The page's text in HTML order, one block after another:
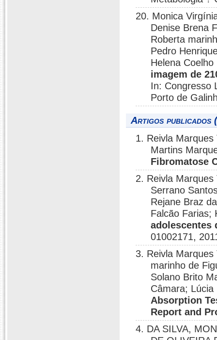
20. Monica
Denise Brena
Roberta
Pedro
Helena
imagem de
In: Congresso
Porto de
Artigos publicados
1. Reivla
Martins
Fibromatose
2. Reivla
Serrano
Rejane Braz
Falcão Farias;
adolescentes
01002171,
3. Reivla
marinho de
Solano Brito
Câmara;
Absorption
Report and
4. DA SILVA,